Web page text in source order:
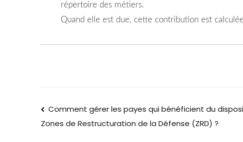
répertoire des métiers.
Quand elle est due, cette contribution est
Comment gérer les payes qui bénéficient du
Zones de Restructuration de la Défense (ZRD) ?